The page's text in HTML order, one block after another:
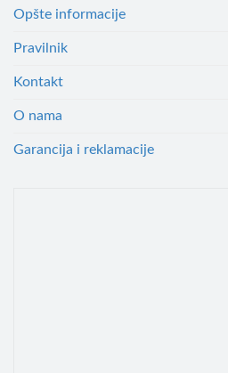
Opšte informacije
Pravilnik
Kontakt
O nama
Garancija i reklamacije